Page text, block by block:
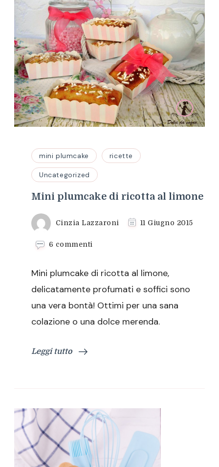
mini plumcake ricette
Uncategorized
Mini plumcake di ricotta al limone
Cinzia Lazzaroni 11 Giugno 2015
6 commenti
di
ricotta
al
limone
Mini plumcake di ricotta al limone,
delicatamente profumati e soffici sono
una vera bontà! Ottimi per una sana
colazione o una dolce merenda.
Leggi tutto